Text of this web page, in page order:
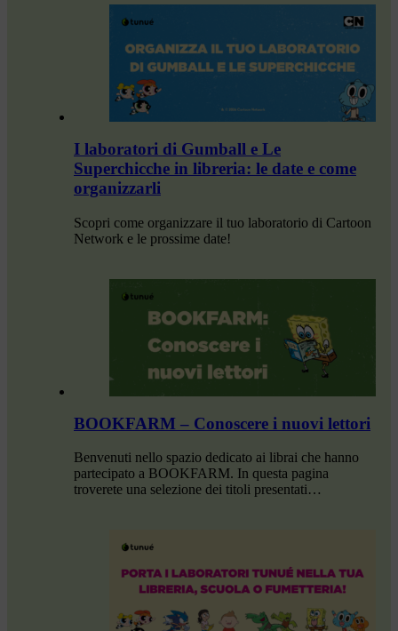
I laboratori di Gumball e Le
Superchicche in libreria: le date e come
organizzarli
Scopri come organizzare il tuo laboratorio di Cartoon
Network e le prossime date!
BOOKFARM – Conoscere i nuovi lettori
Benvenuti nello spazio dedicato ai librai che hanno
partecipato a BOOKFARM. In questa pagina
troverete una selezione dei titoli presentati…